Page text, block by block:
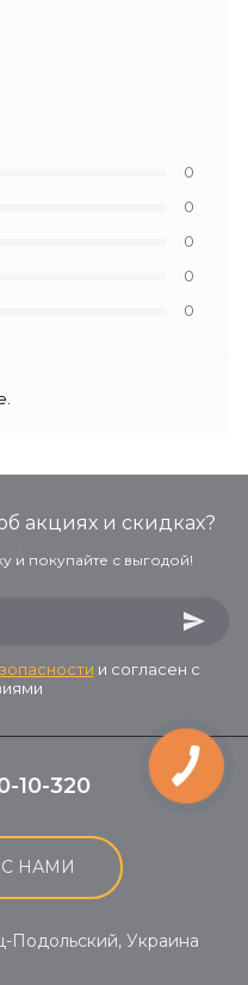
0
0
0
0
0
акциях и скидках?
и покупайте с выгодой!
и согласен с
10-320
С НАМИ
Подольский, Украина